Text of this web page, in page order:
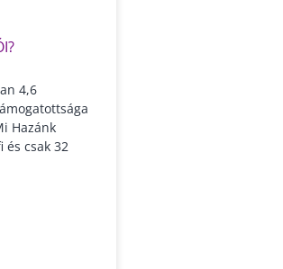
4,6
Hazánk
és csak 32